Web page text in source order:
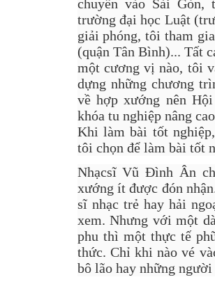
chuyển vào Sài
trường đại học Luật
giải phóng, tôi tham
(quận Tân Bình)... Tất
một cương vị nào, tôi
dựng những chương
về hợp xướng nên
khóa tu nghiệp nâng
Khi làm bài tốt
tôi chọn để làm bài tốt
Nhạcsĩ Vũ Đình Ân
xướng ít được đón
sĩ nhạc trẻ hay hải
xem. Nhưng với một
phu thì một thực tế
thức. Chỉ khi nào vé
bô lão hay những